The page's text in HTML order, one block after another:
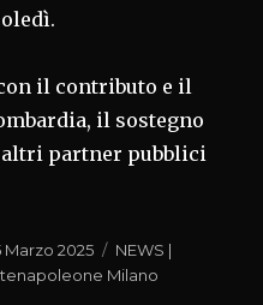
il contributo e il
il sostegno
altri partner pubblici
Marzo 2025 Categorie
NEWS |
Milano